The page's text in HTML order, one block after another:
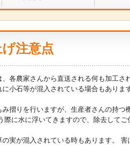
注意点
各農家さんから直送される何も加工さ
小石等が混入されている場合もあります
摺りを行いますが、生産者さんの持つ
に水に浮いてきますので、除去してご
実が混入されている時もあります。